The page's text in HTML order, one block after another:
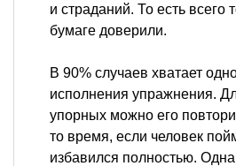
и страданий. То есть всего
бумаге доверили.
В 90% случаев хватает
исполнения упражнения.
упорных можно его
то время, если человек
избавился полностью.